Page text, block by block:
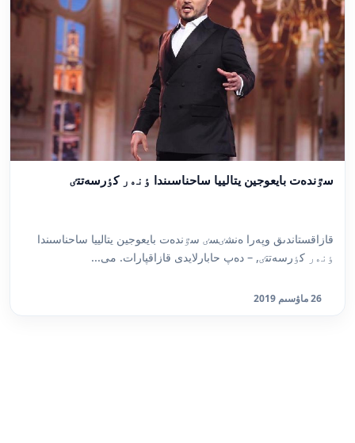
سٷندەت بايعوجين يتالييا ساحناسىندا ٶنەر كٶرسەتتٸ
قازاقستاندىق وپەرا ەنشٸسٸ سٷندەت بايعوجين يتالييا ساحناسىندا
ٶنەر كٶرسەتتٸ, – دەپ حابارلايدى قازاقپارات. مى...
26 ماۋسىم 2019